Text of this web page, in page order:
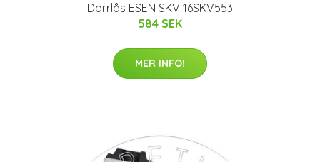
Dörrlås ESEN SKV 16SKV553
584 SEK
MER INFO!